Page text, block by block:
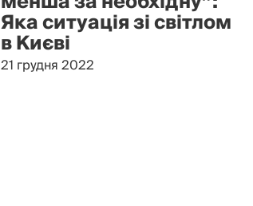
Яка ситуація зі світлом
в Києві
21 грудня 2022